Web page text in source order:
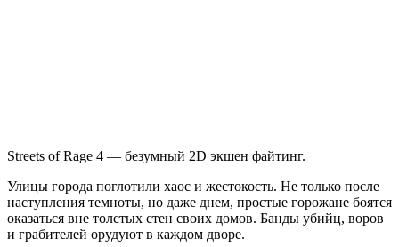
Streets of Rage 4 — безумный 2D экшен файтинг.
Улицы города поглотили хаос и жестокость. Не только после
наступления темноты, но даже днем, простые горожане боятся
оказаться вне толстых стен своих домов. Банды убийц, воров
и грабителей орудуют в каждом дворе.